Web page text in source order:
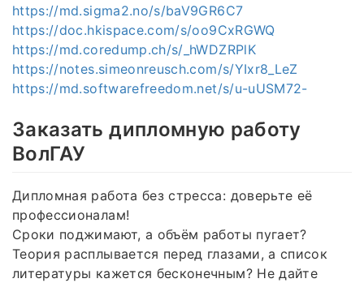
https://md.sigma2.no/s/baV9GR6C7
https://doc.hkispace.com/s/oo9CxRGWQ
https://md.coredump.ch/s/_hWDZRPlK
https://notes.simeonreusch.com/s/YIxr8_LeZ
https://md.softwarefreedom.net/s/u-uUSM72-
Заказать дипломную работу
ВолГАУ
Дипломная работа без стресса: доверьте её
профессионалам!
Сроки поджимают, а объём работы пугает?
Теория расплывается перед глазами, а список
литературы кажется бесконечным? Не дайте